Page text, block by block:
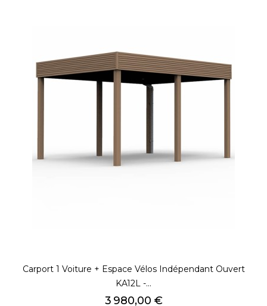
Carport 1 Voiture + Espace Vélos Indépendant Ouvert
KA12L -...
Prix
3 980,00 €